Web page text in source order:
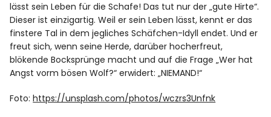
lässt sein Leben für die Schafe! Das tut nur der „gute Hirte“.
Dieser ist einzigartig. Weil er sein Leben lässt, kennt er das
finstere Tal in dem jegliches Schäfchen-Idyll endet. Und er
freut sich, wenn seine Herde, darüber hocherfreut,
blökende Bocksprünge macht und auf die Frage „Wer hat
Angst vorm bösen Wolf?“ erwidert: „NIEMAND!“
Foto:https://unsplash.com/photos/wczrs3Unfnk